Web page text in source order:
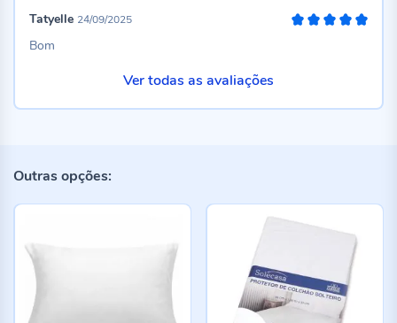
Tatyelle 24/09/2025
Bom
Ver todas as avaliações
Outras opções: